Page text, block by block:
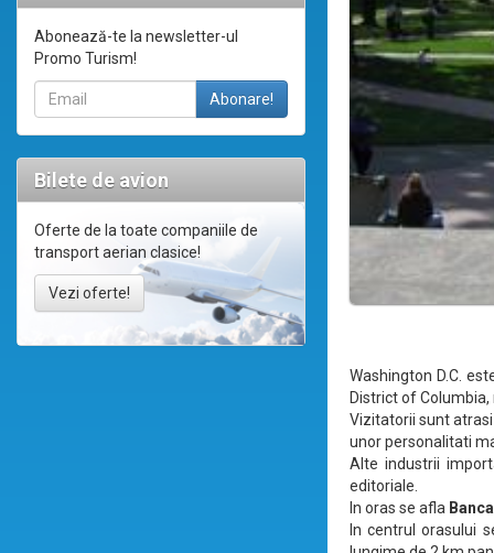
Abonează-te la newsletter-ul
Promo Turism!
Bilete de avion
Oferte de la toate companiile de
transport aerian clasice!
Vezi oferte!
Washington D.C.
District of
Vizitatorii sunt
unor personalitati
Alte industrii
editoriale.
In oras se afla
In centrul orasului